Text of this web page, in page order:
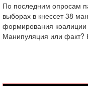
По последним опросам
выборах в кнессет 38
формирования
Манипуляция или факт?